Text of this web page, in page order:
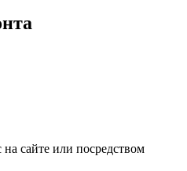
на сайте или посредством